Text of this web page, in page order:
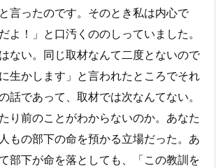
言ったのです。そのとき私は内心で
よ！」と口汚くののしっていました。
ない。同じ取材なんて二度とないので
生かします」と言われたところでそれ
話であって、取材では次なんてない。
り前のことがわからないのか。あなた
もの部下の命を預かる立場だった。あ
部下が命を落としても、「この教訓を